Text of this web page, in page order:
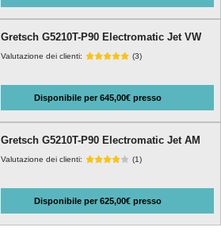
Gretsch G5210T-P90 Electromatic Jet VW
Valutazione dei clienti: (3)
Disponibile per 645,00€ presso
Gretsch G5210T-P90 Electromatic Jet AM
Valutazione dei clienti: (1)
Disponibile per 625,00€ presso